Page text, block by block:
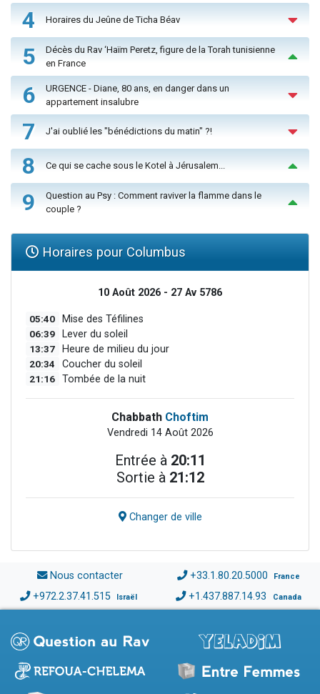
4 Horaires du Jeûne de Ticha Béav
5
Décès du Rav ‘Haïm Peretz, figure de la Torah tunisienne
en France
6
URGENCE - Diane, 80 ans, en danger dans un
appartement insalubre
7 J'ai oublié les "bénédictions du matin" ?!
8 Ce qui se cache sous le Kotel à Jérusalem...
9
Question au Psy : Comment raviver la flamme dans le
couple ?
Horaires pour Columbus
10 Août 2026 - 27 Av 5786
05:40 Mise des Téfilines
06:39 Lever du soleil
13:37 Heure de milieu du jour
20:34 Coucher du soleil
21:16 Tombée de la nuit
Chabbath Choftim
Vendredi 14 Août 2026
Entrée à 20:11
Sortie à 21:12
Changer de ville
Nous contacter +33.1.80.20.5000 France
+972.2.37.41.515 Israël +1.437.887.14.93 Canada